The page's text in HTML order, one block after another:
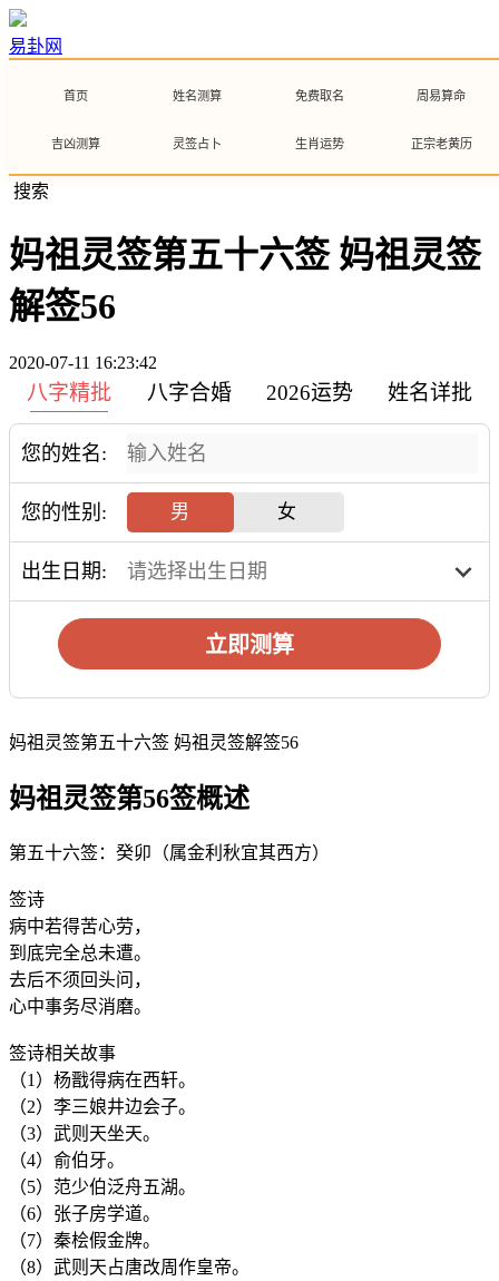
易卦网
首页 姓名测算 免费取名 周易算命
吉凶测算 灵签占卜 生肖运势 正宗老黄历
搜索
妈祖灵签第五十六签 妈祖灵签
解签56
2020-07-11 16:23:42
八字精批 八字合婚 2026运势 姓名详批
您的姓名:
您的性别: 男 女
出生日期:
立即测算
妈祖灵签第五十六签 妈祖灵签解签56
妈祖灵签第56签概述
第五十六签：癸卯（属金利秋宜其西方）
签诗
病中若得苦心劳，
到底完全总未遭。
去后不须回头问，
心中事务尽消磨。
签诗相关故事
（1）杨戬得病在西轩。
（2）李三娘井边会子。
（3）武则天坐天。
（4）俞伯牙。
（5）范少伯泛舟五湖。
（6）张子房学道。
（7）秦桧假金牌。
（8）武则天占唐改周作皇帝。